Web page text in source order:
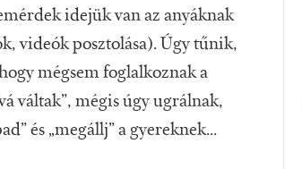
idejük van az anyáknak
videók posztolása). Úgy tűnik,
mégsem foglalkoznak a
váltak”, mégis úgy ugrálnak,
és „megállj” a gyereknek...